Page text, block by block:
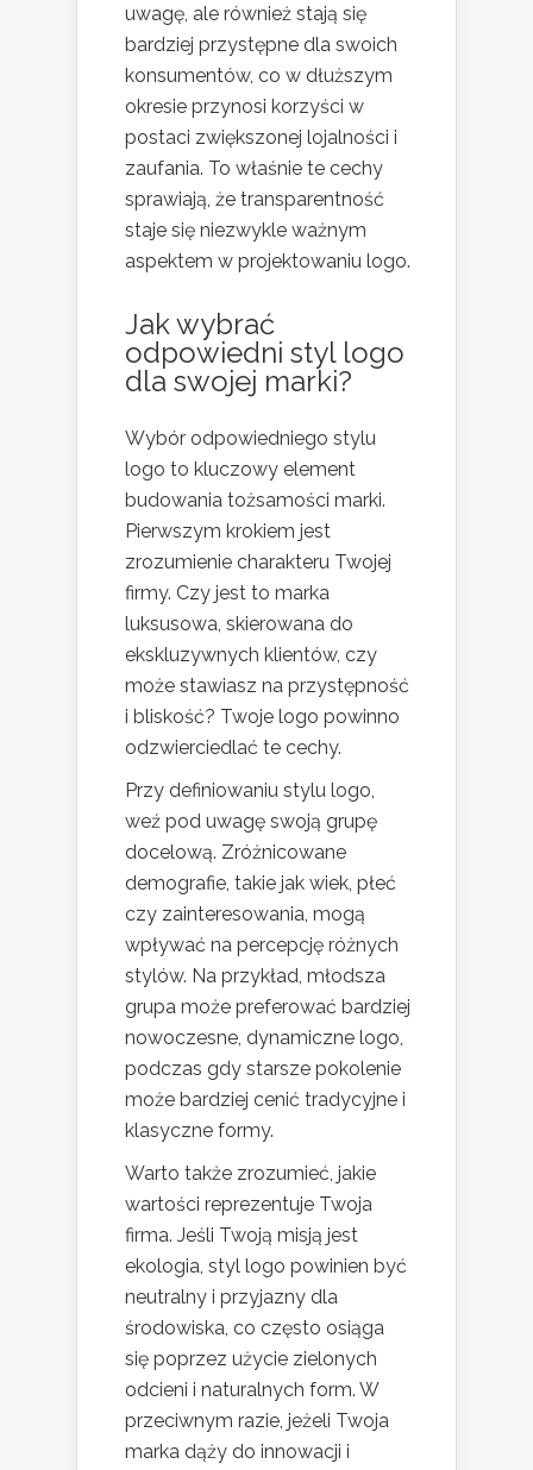
uwagę, ale również stają się
bardziej przystępne dla swoich
konsumentów, co w dłuższym
okresie przynosi korzyści w
postaci zwiększonej lojalności i
zaufania. To właśnie te cechy
sprawiają, że transparentność
staje się niezwykle ważnym
aspektem w projektowaniu logo.
Jak wybrać
odpowiedni styl logo
dla swojej marki?
Wybór odpowiedniego stylu
logo to kluczowy element
budowania tożsamości marki.
Pierwszym krokiem jest
zrozumienie charakteru Twojej
firmy. Czy jest to marka
luksusowa, skierowana do
ekskluzywnych klientów, czy
może stawiasz na przystępność
i bliskość? Twoje logo powinno
odzwierciedlać te cechy.
Przy definiowaniu stylu logo,
weź pod uwagę swoją grupę
docelową. Zróżnicowane
demografie, takie jak wiek, płeć
czy zainteresowania, mogą
wpływać na percepcję różnych
stylów. Na przykład, młodsza
grupa może preferować bardziej
nowoczesne, dynamiczne logo,
podczas gdy starsze pokolenie
może bardziej cenić tradycyjne i
klasyczne formy.
Warto także zrozumieć, jakie
wartości reprezentuje Twoja
firma. Jeśli Twoją misją jest
ekologia, styl logo powinien być
neutralny i przyjazny dla
środowiska, co często osiąga
się poprzez użycie zielonych
odcieni i naturalnych form. W
przeciwnym razie, jeżeli Twoja
marka dąży do innowacji i